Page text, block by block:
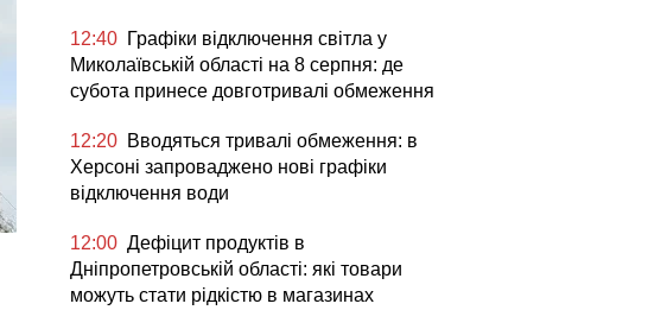
12:40 Графіки відключення світла у
Миколаївській області на 8 серпня: де
субота принесе довготривалі обмеження
12:20 Вводяться тривалі обмеження: в
Херсоні запроваджено нові графіки
відключення води
12:00 Дефіцит продуктів в
Дніпропетровській області: які товари
можуть стати рідкістю в магазинах